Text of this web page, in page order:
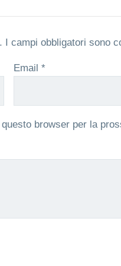
I campi obbligatori sono
Email*
browser per la